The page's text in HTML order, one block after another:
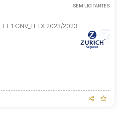
SEM LICITANTES
1 GNV_FLEX 2023/2023